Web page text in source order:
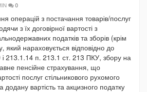
0
операцій з постачання товарів/послуг
з їх договірної вартості з
податків та зборів (крім
який нараховується відповідно до
і 213.1.14 п. 213.1 ст. 213 ПКУ, збору на
пенсійне страхування, що
послуг стільникового рухомого
додану вартість та акцизного податку